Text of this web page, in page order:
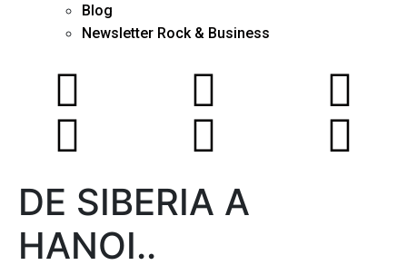
Blog
Newsletter Rock & Business
DE SIBERIA A
HANOI..